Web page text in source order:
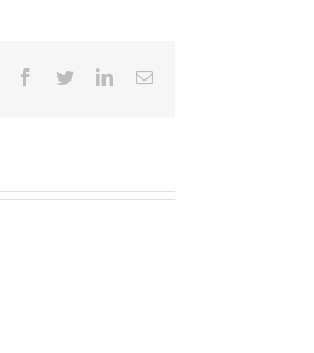
Facebook
TwitterLinkedIn
E-